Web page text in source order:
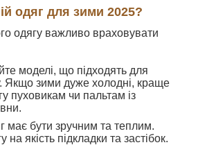
одяг для зими 2025?
одягу важливо враховувати
моделі, що підходять для
Якщо зими дуже холодні, краще
пуховикам чи пальтам із
має бути зручним та теплим.
на якість підкладки та застібок.